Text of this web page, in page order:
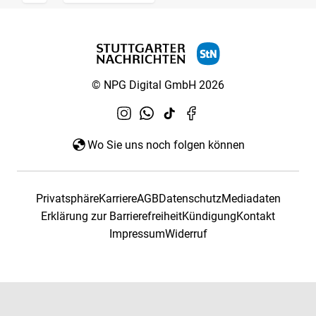
© NPG Digital GmbH 2026
Wo Sie uns noch folgen können
PrivatsphäreKarriereAGBDatenschutzMediadaten
Erklärung zur BarrierefreiheitKündigungKontakt
ImpressumWiderruf